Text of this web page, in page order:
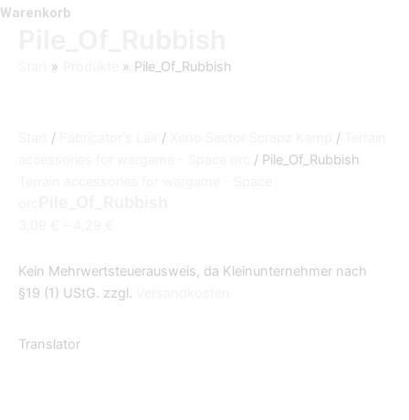
Warenkorb
Pile_Of_Rubbish
/ / /
/ Pile_Of_Rubbish
Kein Mehrwertsteuerausweis, da Kleinunternehmer nach
§19 (1) UStG. zzgl.
Translator